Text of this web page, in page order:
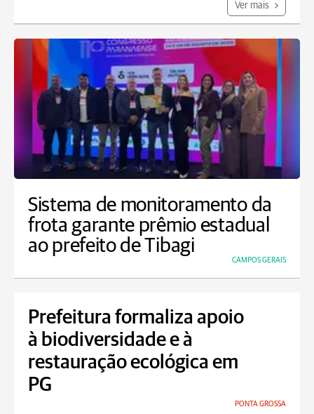
Ver mais
Sistema de monitoramento da
frota garante prêmio estadual
ao prefeito de Tibagi
CAMPOS GERAIS
Prefeitura formaliza apoio
à biodiversidade e à
restauração ecológica em
PG
PONTA GROSSA